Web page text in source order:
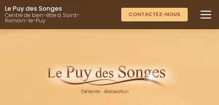
Aller
au
contenu
principal
Le Puy des Songes
Centre de bien-être à Saint-
Romain-le-Puy
CONTACTEZ-NOUS